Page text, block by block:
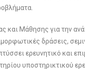
και Μάθησης για την
δράσεις,
ερευνητικό και
υποστηρικτικού